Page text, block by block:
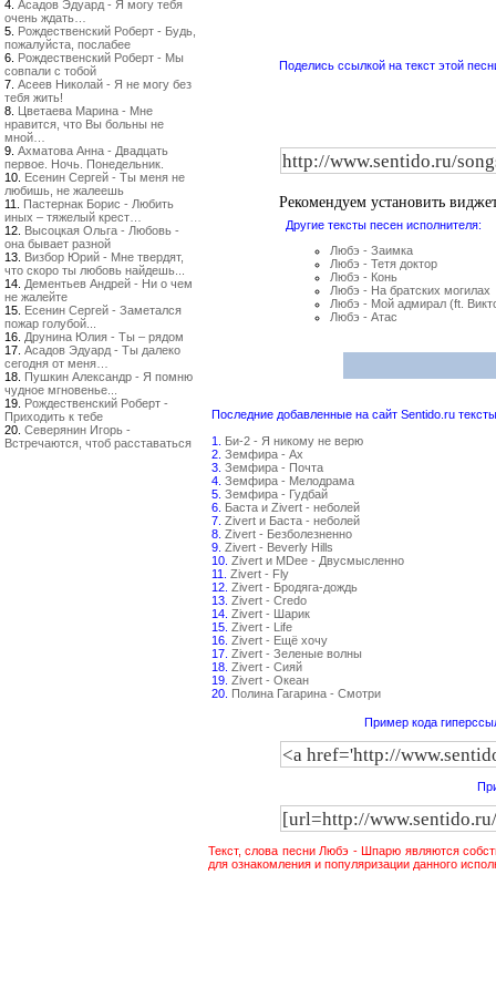
4. Асадов Эдуард - Я могу тебя
очень ждать…
5. Рождественский Роберт - Будь,
пожалуйста, послабее
6. Рождественский Роберт - Мы
совпали с тобой
7. Асеев Николай - Я не могу без
тебя жить!
8. Цветаева Марина - Мне
нравится, что Вы больны не
мной…
9. Ахматова Анна - Двадцать
первое. Ночь. Понедельник.
10. Есенин Сергей - Ты меня не
любишь, не жалеешь
11. Пастернак Борис - Любить
иных – тяжелый крест…
12. Высоцкая Ольга - Любовь -
она бывает разной
13. Визбор Юрий - Мне твердят,
что скоро ты любовь найдешь...
14. Дементьев Андрей - Ни о чем
не жалейте
15. Есенин Сергей - Заметался
пожар голубой...
16. Друнина Юлия - Ты – рядом
17. Асадов Эдуард - Ты далеко
сегодня от меня…
18. Пушкин Александр - Я помню
чудное мгновенье...
19. Рождественский Роберт -
Приходить к тебе
20. Северянин Игорь -
Встречаются, чтоб расставаться
Поделись ссылкой на текст этой
Рекомендуем установить
Другие тексты песен исполнителя:
Любэ - Заимка
Любэ - Тетя доктор
Любэ - Конь
Любэ - На братских могилах
Любэ - Мой адмирал (ft.
Любэ - Атас
Последние добавленные на сайт Sentido.ru
1. Би-2 - Я никому не верю
2. Земфира - Ах
3. Земфира - Почта
4. Земфира - Мелодрама
5. Земфира - Гудбай
6. Баста и Zivert - неболей
7. Zivert и Баста - неболей
8. Zivert - Безболезненно
9. Zivert - Beverly Hills
10. Zivert и MDee - Двусмысленно
11. Zivert - Fly
12. Zivert - Бродяга-дождь
13. Zivert - Credo
14. Zivert - Шарик
15. Zivert - Life
16. Zivert - Ещё хочу
17. Zivert - Зеленые волны
18. Zivert - Сияй
19. Zivert - Океан
20. Полина Гагарина - Смотри
Пример кода
Текст, слова песни Любэ - Шпарю являются
для ознакомления и популяризации данного